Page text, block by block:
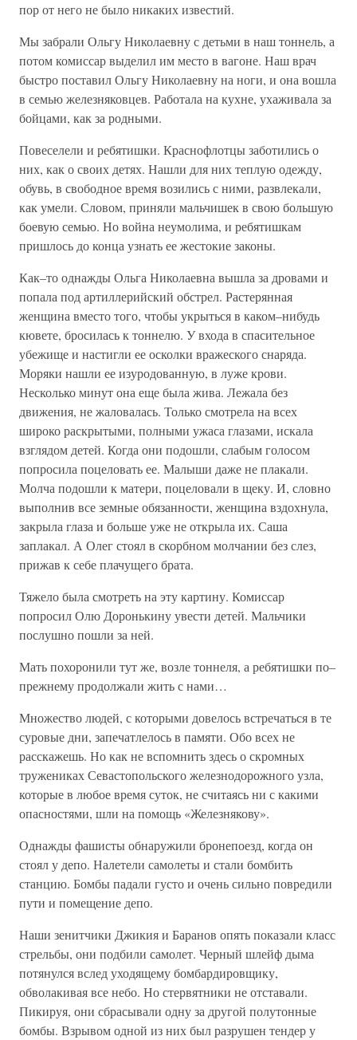
пор от него не было никаких известий.
Мы забрали Ольгу Николаевну с детьми в наш тоннель, а
потом комиссар выделил им место в вагоне. Наш врач
быстро поставил Ольгу Николаевну на ноги, и она вошла
в семью железняковцев. Работала на кухне, ухаживала за
бойцами, как за родными.
Повеселели и ребятишки. Краснофлотцы заботились о
них, как о своих детях. Нашли для них теплую одежду,
обувь, в свободное время возились с ними, развлекали,
как умели. Словом, приняли мальчишек в свою большую
боевую семью. Но война неумолима, и ребятишкам
пришлось до конца узнать ее жестокие законы.
Как–то однажды Ольга Николаевна вышла за дровами и
попала под артиллерийский обстрел. Растерянная
женщина вместо того, чтобы укрыться в каком–нибудь
кювете, бросилась к тоннелю. У входа в спасительное
убежище и настигли ее осколки вражеского снаряда.
Моряки нашли ее изуродованную, в луже крови.
Несколько минут она еще была жива. Лежала без
движения, не жаловалась. Только смотрела на всех
широко раскрытыми, полными ужаса глазами, искала
взглядом детей. Когда они подошли, слабым голосом
попросила поцеловать ее. Малыши даже не плакали.
Молча подошли к матери, поцеловали в щеку. И, словно
выполнив все земные обязанности, женщина вздохнула,
закрыла глаза и больше уже не открыла их. Саша
заплакал. А Олег стоял в скорбном молчании без слез,
прижав к себе плачущего брата.
Тяжело была смотреть на эту картину. Комиссар
попросил Олю Доронькину увести детей. Мальчики
послушно пошли за ней.
Мать похоронили тут же, возле тоннеля, а ребятишки по–
прежнему продолжали жить с нами…
Множество людей, с которыми довелось встречаться в те
суровые дни, запечатлелось в памяти. Обо всех не
расскажешь. Но как не вспомнить здесь о скромных
тружениках Севастопольского железнодорожного узла,
которые в любое время суток, не считаясь ни с какими
опасностями, шли на помощь «Железнякову».
Однажды фашисты обнаружили бронепоезд, когда он
стоял у депо. Налетели самолеты и стали бомбить
станцию. Бомбы падали густо и очень сильно повредили
пути и помещение депо.
Наши зенитчики Джикия и Баранов опять показали класс
стрельбы, они подбили самолет. Черный шлейф дыма
потянулся вслед уходящему бомбардировщику,
обволакивая все небо. Но стервятники не отставали.
Пикируя, они сбрасывали одну за другой полутонные
бомбы. Взрывом одной из них был разрушен тендер у